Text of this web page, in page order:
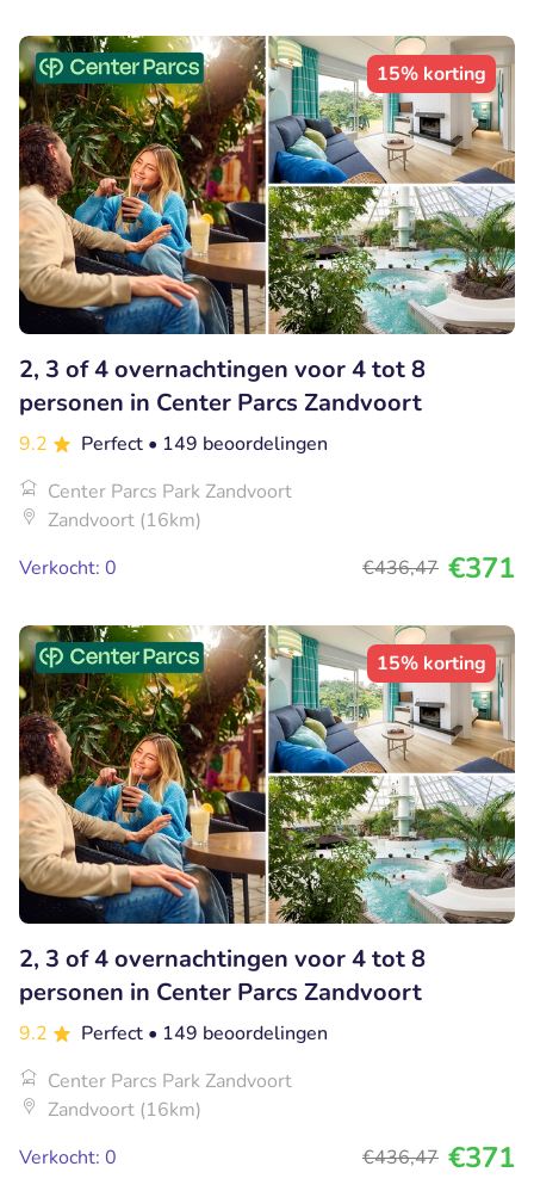
15% korting
2, 3 of 4 overnachtingen voor 4 tot 8
personen in Center Parcs Zandvoort
9.2 Perfect • 149 beoordelingen
Center Parcs Park Zandvoort
Zandvoort (16km)
Verkocht: 0
€436,47 €371
15% korting
2, 3 of 4 overnachtingen voor 4 tot 8
personen in Center Parcs Zandvoort
9.2 Perfect • 149 beoordelingen
Center Parcs Park Zandvoort
Zandvoort (16km)
Verkocht: 0
€436,47 €371